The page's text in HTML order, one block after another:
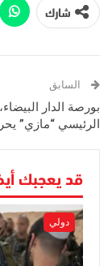
شارك
السابق
بورصة الدار
الرئيسي “مازي”
قد يعجبك
دولي